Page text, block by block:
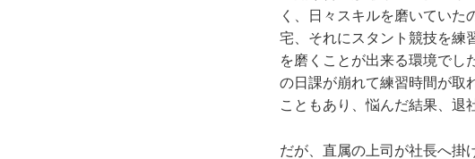
く、日々スキルを磨いていた
宅、それにスタント競技を練
を磨くことが出来る環境でし
の日課が崩れて練習時間が取
こともあり、悩んだ結果、退
だが、直属の上司が社長へ掛